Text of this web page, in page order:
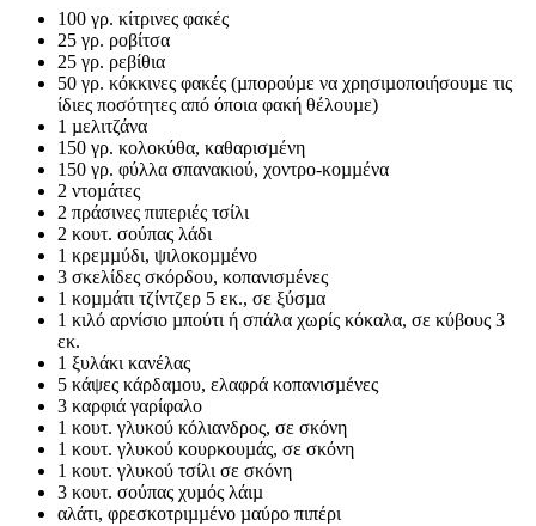
100 γρ. κίτρινες φακές
25 γρ. ροβίτσα
25 γρ. ρεβίθια
50 γρ. κόκκινες φακές (µπορούµε να χρησιµοποιήσουµε τις
ίδιες ποσότητες από όποια φακή θέλουµε)
1 µελιτζάνα
150 γρ. κολοκύθα, καθαρισµένη
150 γρ. φύλλα σπανακιού, χοντρο-κοµµένα
2 ντοµάτες
2 πράσινες πιπεριές τσίλι
2 κουτ. σούπας λάδι
1 κρεµµύδι, ψιλοκοµµένο
3 σκελίδες σκόρδου, κοπανισµένες
1 κοµµάτι τζίντζερ 5 εκ., σε ξύσµα
1 κιλό αρνίσιο µπούτι ή σπάλα χωρίς κόκαλα, σε κύβους 3
εκ.
1 ξυλάκι κανέλας
5 κάψες κάρδαµου, ελαφρά κοπανισµένες
3 καρφιά γαρίφαλο
1 κουτ. γλυκού κόλιανδρος, σε σκόνη
1 κουτ. γλυκού κουρκουµάς, σε σκόνη
1 κουτ. γλυκού τσίλι σε σκόνη
3 κουτ. σούπας χυµός λάιµ
αλάτι, φρεσκοτριµµένο µαύρο πιπέρι